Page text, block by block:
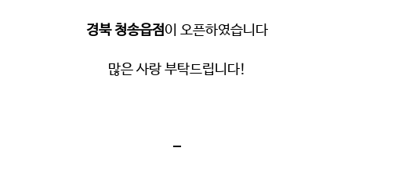
경북 청송읍점 이 오픈하였습니다
많은 사랑 부탁드립니다!
-